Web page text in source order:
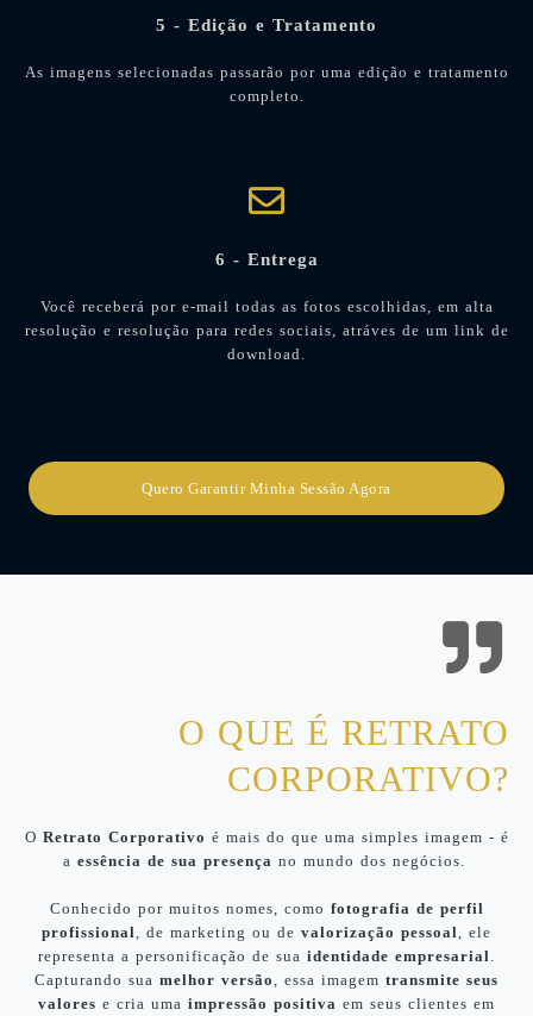
5 - Edição e Tratamento
As imagens selecionadas passarão por uma edição e tratamento
completo.
6 - Entrega
Você receberá por e-mail todas as fotos escolhidas, em alta
resolução e resolução para redes sociais, atráves de um link de
download.
Quero Garantir Minha Sessão Agora
O QUE É RETRATO
CORPORATIVO?
O Retrato Corporativo é mais do que uma simples imagem - é
a essência de sua presença no mundo dos negócios.
Conhecido por muitos nomes, como fotografia de perfil
profissional
, de marketing ou de valorização pessoal
, ele
representa a personificação de sua identidade empresarial
Capturando sua melhor versão , essa imagem transmite seus
valores e cria uma impressão positiva em seus clientes em